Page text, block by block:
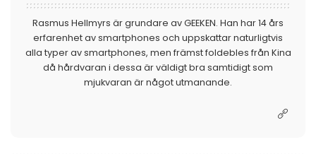
Rasmus Hellmyrs är grundare av GEEKEN. Han har 14 års
erfarenhet av smartphones och uppskattar naturligtvis
alla typer av smartphones, men främst foldebles från Kina
då hårdvaran i dessa är väldigt bra samtidigt som
mjukvaran är något utmanande.